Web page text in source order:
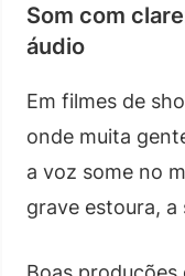
Som com
áudio
Em filmes de
onde muita
a voz some no
grave estoura, a